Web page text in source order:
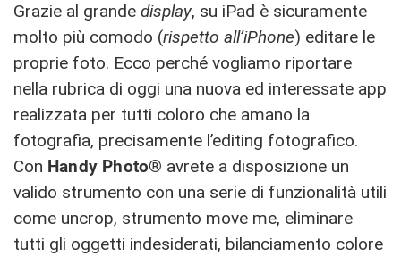
Grazie al grande display, su iPad è sicuramente
molto più comodo (rispetto all’iPhone) editare le
proprie foto. Ecco perché vogliamo riportare
nella rubrica di oggi una nuova ed interessate app
realizzata per tutti coloro che amano la
fotografia, precisamente l’editing fotografico.
Con Handy Photo® avrete a disposizione un
valido strumento con una serie di funzionalità utili
come uncrop, strumento move me, eliminare
tutti gli oggetti indesiderati, bilanciamento colore